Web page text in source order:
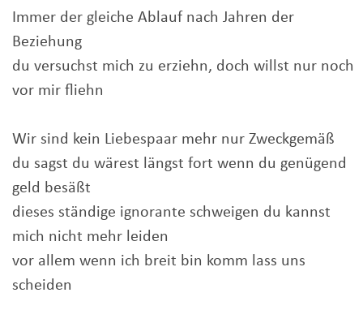
Immer der gleiche Ablauf nach Jahren der
Beziehung
du versuchst mich zu erziehn, doch willst nur noch
vor mir fliehn
Wir sind kein Liebespaar mehr nur Zweckgemäß
du sagst du wärest längst fort wenn du genügend
geld besäßt
dieses ständige ignorante schweigen du kannst
mich nicht mehr leiden
vor allem wenn ich breit bin komm lass uns
scheiden